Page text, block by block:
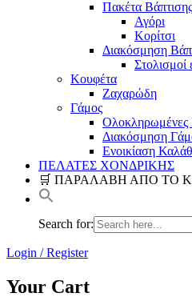
Πακέτα Βάπτισης
Αγόρι
Κορίτσι
Διακόσμηση
Κουφέτα
Ζαχαρώδη
Γάμος
Ολοκληρωμένες
Διακόσμηση
Ενοικίαση
ΠΕΛΑΤΕΣ ΧΟΝΔΡΙΚΗΣ
🛒 ΠΑΡΑΛΑΒΗ ΑΠΟ ΤΟ
Search for:
Login / Register
Your Cart